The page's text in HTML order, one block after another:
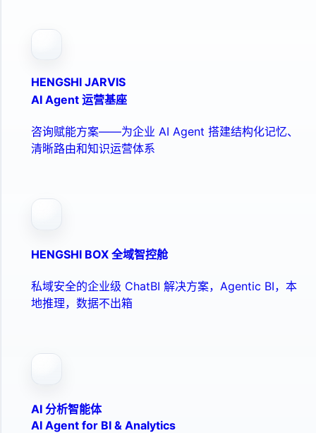
HENGSHI JARVIS
AI Agent 运营基座
咨询赋能方案——为企业 AI Agent 搭建结构化记忆、
清晰路由和知识运营体系
HENGSHI BOX 全域智控舱
私域安全的企业级 ChatBI 解决方案，Agentic BI，本
地推理，数据不出箱
AI 分析智能体
AI Agent for BI & Analytics